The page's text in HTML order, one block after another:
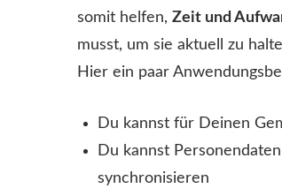
somit helfen, Zeit und
musst, um sie aktuell zu
Hier ein paar
Du kannst für Deinen
Du kannst
synchronisieren